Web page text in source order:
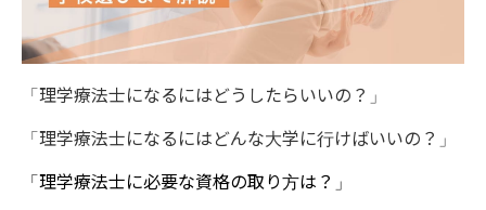
「理学療法士になるにはどうしたらいいの？」
「理学療法士になるにはどんな大学に行けばいいの？」
「理学療法士に必要な資格の取り方は ？」